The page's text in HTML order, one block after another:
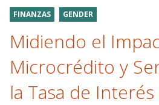
FINANZAS GENDER
Midiendo el
Microcrédito y
la Tasa de